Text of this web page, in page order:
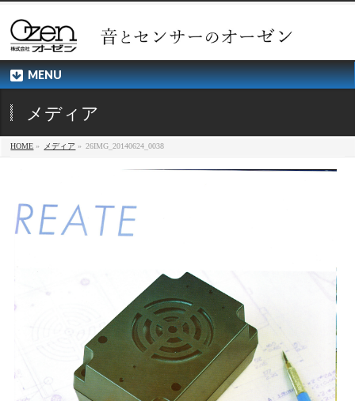
MENU
メディア
HOME » メディア » 26IMG_20140624_0038